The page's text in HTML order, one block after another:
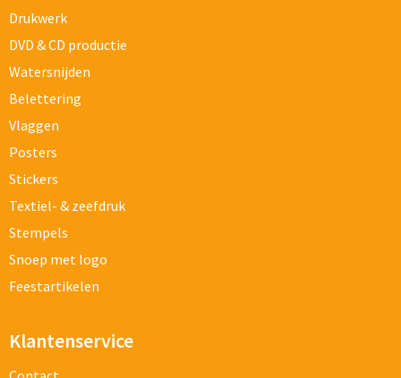
Drukwerk
DVD & CD productie
Watersnijden
Belettering
Vlaggen
Posters
Stickers
Textiel- & zeefdruk
Stempels
Snoep met logo
Feestartikelen
Klantenservice